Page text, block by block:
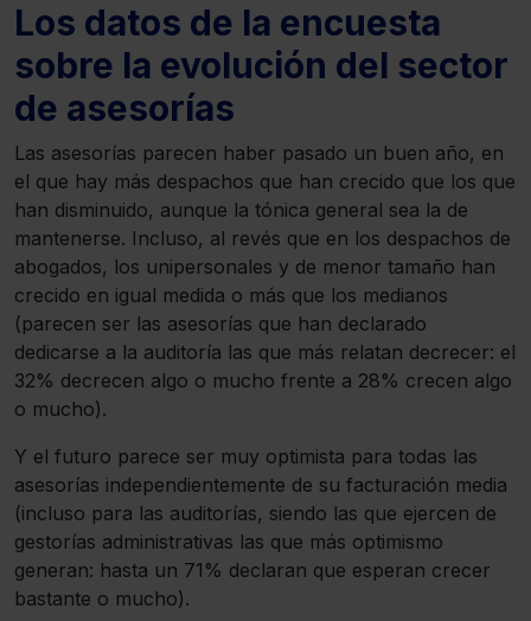
Los datos de la encuesta
sobre la evolución del sector
de asesorías
Las asesorías parecen haber pasado un buen año, en
el que hay más despachos que han crecido que los que
han disminuido, aunque la tónica general sea la de
mantenerse. Incluso, al revés que en los despachos de
abogados, los unipersonales y de menor tamaño han
crecido en igual medida o más que los medianos
(parecen ser las asesorías que han declarado
dedicarse a la auditoría las que más relatan decrecer: el
32% decrecen algo o mucho frente a 28% crecen algo
o mucho).
Y el futuro parece ser muy optimista para todas las
asesorías independientemente de su facturación media
(incluso para las auditorías, siendo las que ejercen de
gestorías administrativas las que más optimismo
generan: hasta un 71% declaran que esperan crecer
bastante o mucho).